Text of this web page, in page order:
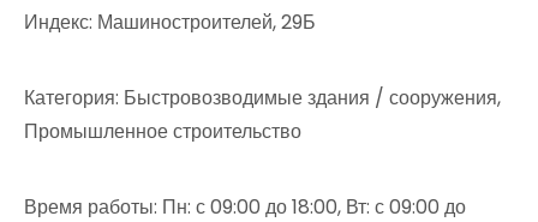
Индекс: Машиностроителей, 29Б
Категория: Быстровозводимые здания / сооружения,
Промышленное строительство
Время работы: Пн: с 09:00 до 18:00, Вт: с 09:00 до